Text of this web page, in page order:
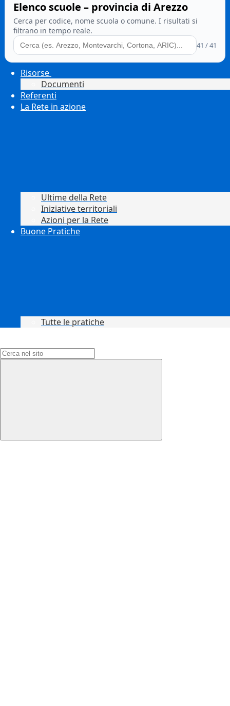
Risorse
Documenti
Referenti
La Rete in azione
Ultime della Rete
Iniziative territoriali
Azioni per la Rete
Buone Pratiche
Tutte le pratiche
Elenco scuole – provincia di Arezzo
Cerca per codice, nome scuola o comune. I risultati si
filtrano in tempo reale.
41 / 41